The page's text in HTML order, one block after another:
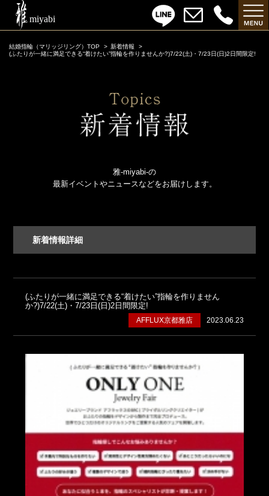
結婚指輪（マリッジリング）TOP
新着情報
(ふたりが一緒に満足できる“着けたい”指輪を作りませんか?)7/22(土)・7/23日(日)2日間限定!
雅-miyabi-の
最新イベントやニュースなどをお届けします。
新着情報詳細
(ふたりが一緒に満足できる“着けたい”指輪を作りません
か?)7/22(土)・7/23日(日)2日間限定!
2023.06.23
AFFLUX京都雅店